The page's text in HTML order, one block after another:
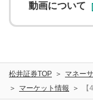
動画について
松井証券TOP マネー
マーケット情報